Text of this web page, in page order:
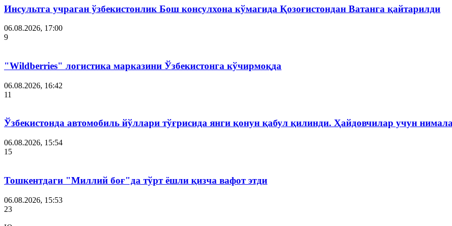
Инсультга учраган ўзбекистонлик Бош консулхона кўмагида Қозоғистондан Ватанга қайтарилди
06.08.2026, 17:00
9
"Wildberries" логистика марказини Ўзбекистонга кўчирмоқда
06.08.2026, 16:42
11
Ўзбекистонда автомобиль йўллари тўғрисида янги қонун қабул қилинди. Ҳайдовчилар учун
06.08.2026, 15:54
15
Тошкентдаги "Миллий боғ"да тўрт ёшли қизча вафот этди
06.08.2026, 15:53
23